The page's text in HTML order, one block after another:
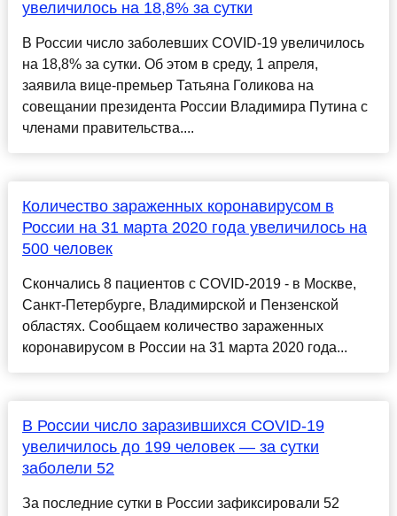
увеличилось на 18,8% за сутки
В России число заболевших COVID-19 увеличилось
на 18,8% за сутки. Об этом в среду, 1 апреля,
заявила вице-премьер Татьяна Голикова на
совещании президента России Владимира Путина с
членами правительства....
Количество зараженных коронавирусом в
России на 31 марта 2020 года увеличилось на
500 человек
Скончались 8 пациентов с COVID-2019 - в Москве,
Санкт-Петербурге, Владимирской и Пензенской
областях. Сообщаем количество зараженных
коронавирусом в России на 31 марта 2020 года...
В России число заразившихся COVID-19
увеличилось до 199 человек — за сутки
заболели 52
За последние сутки в России зафиксировали 52